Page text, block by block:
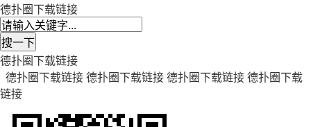
德扑圈下载链接
德扑圈下载链接
德扑圈下载链接 德扑圈下载链接 德扑圈下载链接 德扑圈下载
链接